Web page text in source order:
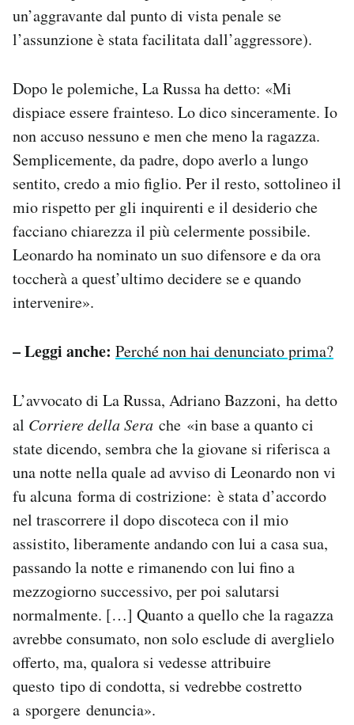
un’aggravante dal punto di vista penale se
l’assunzione è stata facilitata dall’aggressore).
Dopo le polemiche, La Russa ha detto: «Mi
dispiace essere frainteso. Lo dico sinceramente. Io
non accuso nessuno e men che meno la ragazza.
Semplicemente, da padre, dopo averlo a lungo
sentito, credo a mio figlio. Per il resto, sottolineo il
mio rispetto per gli inquirenti e il desiderio che
facciano chiarezza il più celermente possibile.
Leonardo ha nominato un suo difensore e da ora
toccherà a quest’ultimo decidere se e quando
intervenire».
– Leggi anche: Perché non hai denunciato prima?
L’avvocato di La Russa, Adriano Bazzoni, ha detto
al Corriere della Sera che «in base a quanto ci
state dicendo, sembra che la giovane si riferisca a
una notte nella quale ad avviso di Leonardo non vi
fu alcuna forma di costrizione: è stata d’accordo
nel trascorrere il dopo discoteca con il mio
assistito, liberamente andando con lui a casa sua,
passando la notte e rimanendo con lui fino a
mezzogiorno successivo, per poi salutarsi
normalmente. […] Quanto a quello che la ragazza
avrebbe consumato, non solo esclude di averglielo
offerto, ma, qualora si vedesse attribuire
questo tipo di condotta, si vedrebbe costretto
a sporgere denuncia».